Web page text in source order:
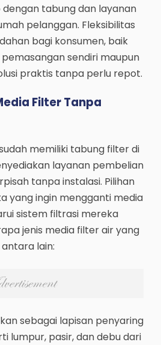
tabung dan layanan
pelanggan. Fleksibilitas
bagi konsumen, baik
sendiri maupun
praktis tanpa perlu repot.
Filter Tanpa
memiliki tabung filter di
layanan pembelian
tanpa instalasi. Pilihan
yang ingin mengganti media
sistem filtrasi mereka
jenis media filter air yang
lain:
sebagai lapisan penyaring
lumpur, pasir, dan debu dari